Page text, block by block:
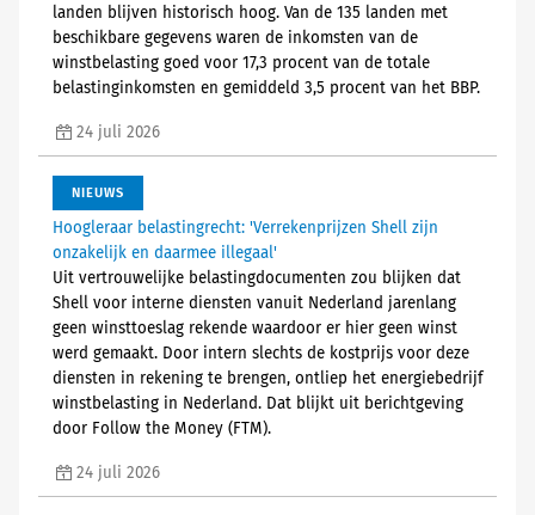
landen blijven historisch hoog. Van de 135 landen met
beschikbare gegevens waren de inkomsten van de
winstbelasting goed voor 17,3 procent van de totale
belastinginkomsten en gemiddeld 3,5 procent van het BBP.
24 juli 2026
NIEUWS
Hoogleraar belastingrecht: 'Verrekenprijzen Shell zijn
onzakelijk en daarmee illegaal'
Uit vertrouwelijke belastingdocumenten zou blijken dat
Shell voor interne diensten vanuit Nederland jarenlang
geen winsttoeslag rekende waardoor er hier geen winst
werd gemaakt. Door intern slechts de kostprijs voor deze
diensten in rekening te brengen, ontliep het energiebedrijf
winstbelasting in Nederland. Dat blijkt uit berichtgeving
door Follow the Money (FTM).
24 juli 2026